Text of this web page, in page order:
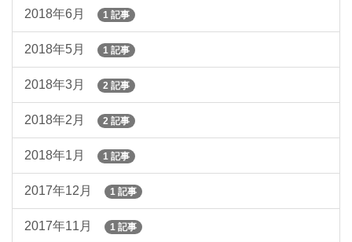
2018年6月 1 記事
2018年5月 1 記事
2018年3月 2 記事
2018年2月 2 記事
2018年1月 1 記事
2017年12月 1 記事
2017年11月 1 記事